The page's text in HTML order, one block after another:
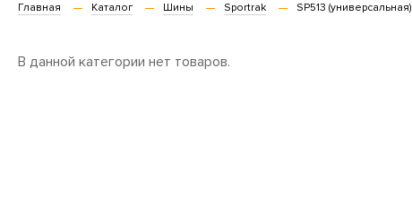
Главная Каталог Шины Sportrak SP513 (универсальная)
В данной категории нет товаров.